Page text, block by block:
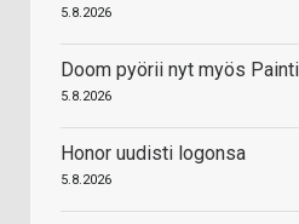
5.8.2026
Doom pyörii nyt myös
5.8.2026
Honor uudisti logonsa
5.8.2026